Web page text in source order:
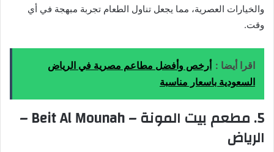
والخيارات العصرية، مما يجعل تناول الطعام تجربة مبهجة في أي
وقت.
اقرا أيضا : أرخص وأفضل مطاعم مصرية في الرياض
السعودية باسعار مناسبة
5. مطعم بيت المونة – Beit Al Mounah –
الرياض